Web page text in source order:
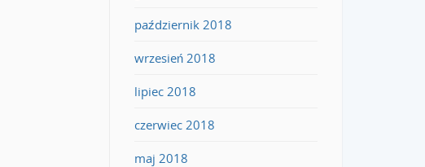
październik 2018
wrzesień 2018
lipiec 2018
czerwiec 2018
maj 2018